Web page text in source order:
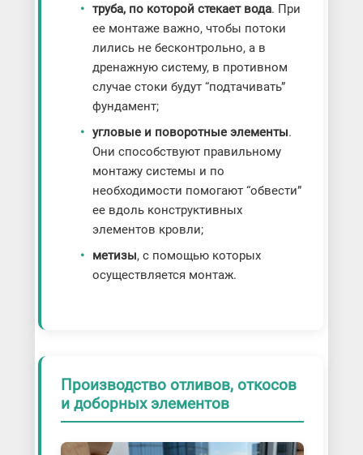
труба, по которой стекает вода. При
ее монтаже важно, чтобы потоки
лились не бесконтрольно, а в
дренажную систему, в противном
случае стоки будут “подтачивать”
фундамент;
угловые и поворотные элементы.
Они способствуют правильному
монтажу системы и по
необходимости помогают “обвести”
ее вдоль конструктивных
элементов кровли;
метизы, с помощью которых
осуществляется монтаж.
Производство отливов, откосов
и доборных элементов